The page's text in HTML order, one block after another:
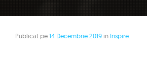
Publicat pe14 Decembrie 2019 in Inspire